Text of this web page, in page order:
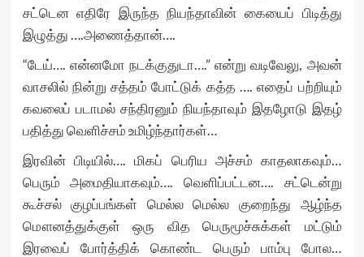
சட்டென எதிரே இருந்த நியந்தாவின் கையைப் பிடித்து
இழுத்து ….அணைத்தான்….
“டேய்…. என்னமோ நடக்குதுடா….” என்று வடிவேலு, அவன்
வாசலில் நின்று சத்தம் போட்டுக் கத்த …. எதைப் பற்றியும்
கவலைப் படாமல் சந்திரனும் நியந்தாவும் இதழோடு இதழ்
பதித்து வெளிச்சம் உமிழ்ந்தார்கள்…
இரவின் பிடியில்…. மிகப் பெரிய அச்சம் காதலாகவும்…
பெரும் அமைதியாகவும்…. வெளிப்பட்டன…. சட்டென்று
கூச்சல் குழப்பங்கள் மெல்ல மெல்ல குறைந்து ஆழ்ந்த
மௌனத்துக்குள் ஒரு வித பெருமூச்சுக்கள் மட்டும்
இரவைப் போர்த்திக் கொண்ட பெரும் பாம்பு போல…